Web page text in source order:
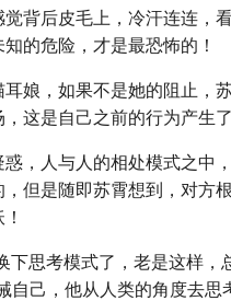
背后皮毛上，冷汗连连，
的危险，才是最恐怖的！
娘，如果不是她的阻止，
这是自己之前的行为产生
，人与人的相处模式之中
但是随即苏霄想到，对方
下思考模式了，老是这样，
自己，他从人类的角度去思